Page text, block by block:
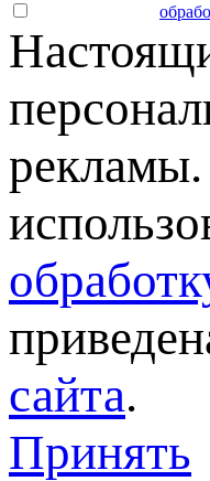
рекламы.
сайта.
Принять